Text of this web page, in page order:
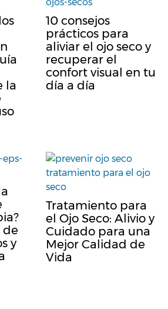
la
10 consejos
prácticos para
aliviar el ojo seco y
recuperar el
confort visual en tu
día a día
de
y
Tratamiento para
el Ojo Seco: Alivio y
Cuidado para una
Mejor Calidad de
Vida